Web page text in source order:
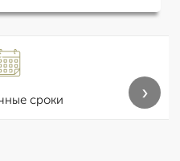
сроки ›